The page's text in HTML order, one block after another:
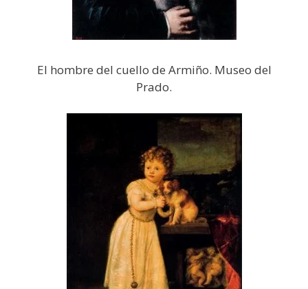
El hombre del cuello de Armiño. Museo del
Prado.